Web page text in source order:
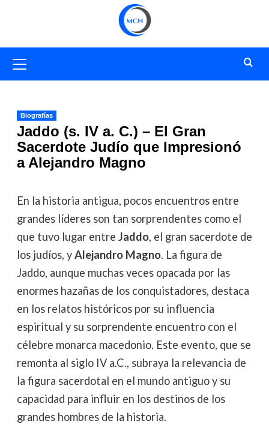
primario
Biografías
Jaddo (s. IV a. C.) – El Gran
Sacerdote Judío que Impresionó
a Alejandro Magno
En la historia antigua, pocos encuentros entre
grandes líderes son tan sorprendentes como el
que tuvo lugar entre Jaddo, el gran sacerdote de
los judíos, yAlejandro Magno. La figura de
Jaddo, aunque muchas veces opacada por las
enormes hazañas de los conquistadores, destaca
en los relatos históricos por su influencia
espiritual y su sorprendente encuentro con el
célebre monarca macedonio. Este evento, que se
remonta al siglo IV a.C., subraya la relevancia de
la figura sacerdotal en el mundo antiguo y su
capacidad para influir en los destinos de los
grandes hombres de la historia.